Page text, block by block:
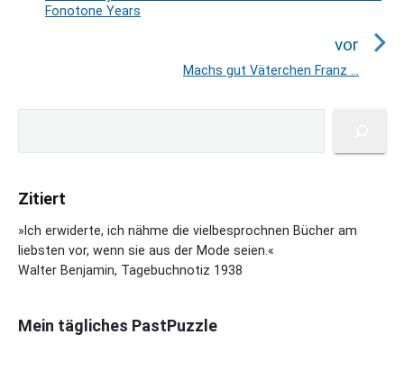
n
i
a
t
n
o
r
g
B
i
t
g
Fonotone Years
vor
N
Machs gut Väterchen Franz …
i
a
y
S
i
b
c
e
Zitiert
»Ich erwiderte, ich nähme die vielbesprochnen Bücher am
liebsten vor, wenn sie aus der Mode seien.«
Walter Benjamin, Tagebuchnotiz 1938
Mein tägliches PastPuzzle